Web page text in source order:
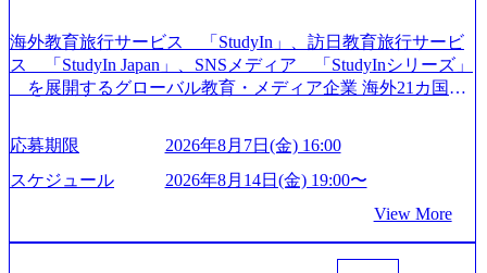
の736名（2024年1月）に到達。上場を目指し、さらに採用
のスピードを上げている。 人にフォーカスをして急成長す
る唯一無二のコンサルティングファーム【株式会社ノース
サンド 執行役員新山氏、庄司氏インタビュー】 (https://my-vi
2015年に設立され、前年比205%の売上成長を遂げるなど、
急速な成長を遂げている。 ​ 新規事業立案から業務改革、IT
戦略立案、IT導入までをワンストップで提供するコンサル
ティングファームである。 ​- 2025年1月時点で従業員数1,209
名を擁し、事業拡大を続けている。 「人」にフォーカスを
当てたコンサルティング会社として、社員の人間力を強み
海外教育旅行サービス 「StudyIn」、訪日教育旅行サービ
ス 「StudyIn Japan」、SNSメディア 「StudyInシリーズ」
を展開するグローバル教育・メディア企業 海外21カ国と
育支援サービスを提供している 動画メディア事業を基盤と
して、留学支援・訪日教育旅行・SNSマーケティング事業
を展開している Mission:より多くの人に、グローバルという
ラになる Value： INTEGRITY誠実であろう 素直に心を開い
て伝える、自責かつ利他の精神で動く、謙虚な姿勢でウソ
応募期限
2026年8月7日(金) 16:00
スケジュール
2026年8月14日(金) 19:00〜
View More